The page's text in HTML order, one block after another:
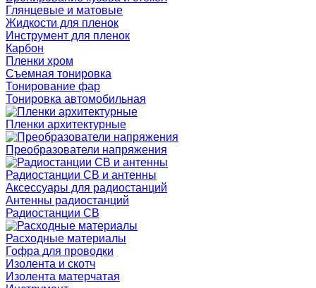
Глянцевые и матовые
Жидкости для пленок
Инструмент для пленок
Карбон
Пленки хром
Съемная тонировка
Тонирование фар
Тонировка автомобильная
Пленки архитектурные
Преобразователи напряжения
Радиостанции CB и антенны
Аксессуары для радиостанций
Антенны радиостанций
Радиостанции CB
Расходные материалы
Гофра для проводки
Изолента и скотч
Изолента матерчатая